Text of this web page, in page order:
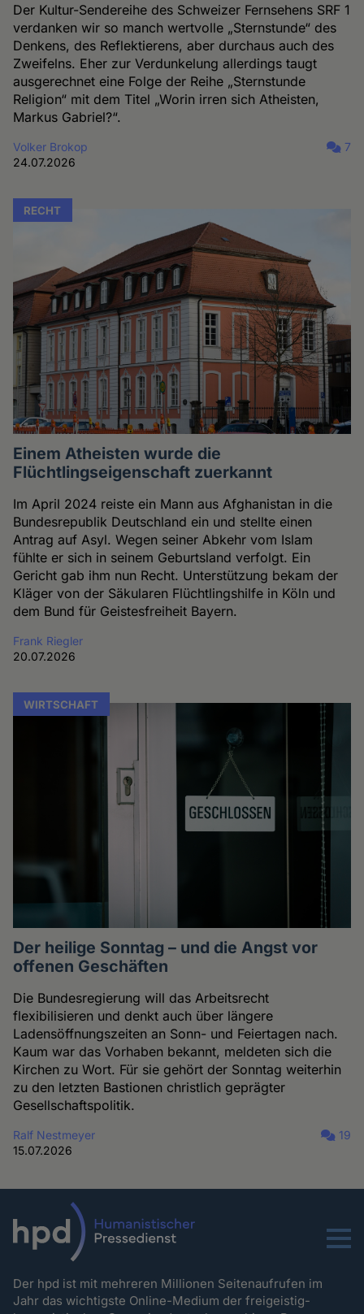
Der Kultur-Sendereihe des Schweizer Fernsehens SRF 1
verdanken wir so manch wertvolle „Sternstunde“ des
Denkens, des Reflektierens, aber durchaus auch des
Zweifelns. Eher zur Verdunkelung allerdings taugt
ausgerechnet eine Folge der Reihe „Sternstunde
Religion“ mit dem Titel „Worin irren sich Atheisten,
Markus Gabriel?“.
Volker Brokop
24.07.2026
7
RECHT
Einem Atheisten wurde die
Flüchtlingseigenschaft zuerkannt
Im April 2024 reiste ein Mann aus Afghanistan in die
Bundesrepublik Deutschland ein und stellte einen
Antrag auf Asyl. Wegen seiner Abkehr vom Islam
fühlte er sich in seinem Geburtsland verfolgt. Ein
Gericht gab ihm nun Recht. Unterstützung bekam der
Kläger von der Säkularen Flüchtlingshilfe in Köln und
dem Bund für Geistesfreiheit Bayern.
Frank Riegler
20.07.2026
WIRTSCHAFT
Der heilige Sonntag – und die Angst vor
offenen Geschäften
Die Bundesregierung will das Arbeitsrecht
flexibilisieren und denkt auch über längere
Ladensöffnungszeiten an Sonn- und Feiertagen nach.
Kaum war das Vorhaben bekannt, meldeten sich die
Kirchen zu Wort. Für sie gehört der Sonntag weiterhin
zu den letzten Bastionen christlich geprägter
Gesellschaftspolitik.
Ralf Nestmeyer
15.07.2026
19
Menu
Der hpd ist mit mehreren Millionen Seitenaufrufen im
Jahr das wichtigste Online-Medium der freigeistig-